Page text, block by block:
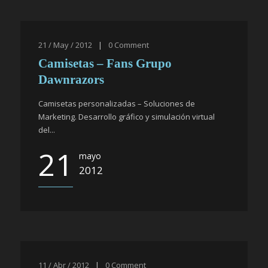
21 / May / 2012 | 0 Comment
Camisetas – Fans Grupo
Dawnrazors
Camisetas personalizadas – Soluciones de
Marketing. Desarrollo gráfico y simulación virtual
del...
21 mayo
2012
11 / Abr / 2012 | 0 Comment